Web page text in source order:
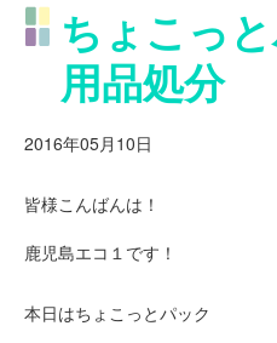
ちょこっ
用品処分
2016年05月10日
皆様こんばんは！
鹿児島エコ１です！
本日はちょこっとパック